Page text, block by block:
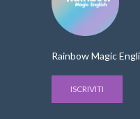
Rainbow Magic
ISCRIVITI